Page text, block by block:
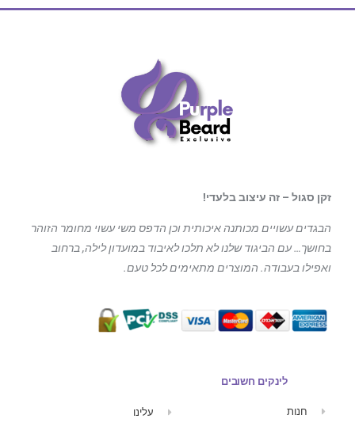
זקן סגול – זה עיצוב בלעדי!
הבגדים עשויים מכותנה איכותית וכן הדפס משי עשוי מחומר הזוהר
בחושך… עם הביגודשלנו לא תלכו לאיבוד במועדון לילה, ברחוב
ואפילו בעבודה. המוצרים מתאימים לכל טעם.
לינקים חשובים
חנות עלינו